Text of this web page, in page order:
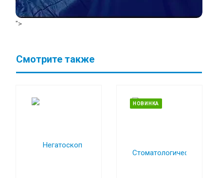
">
Смотрите также
НОВИНКА